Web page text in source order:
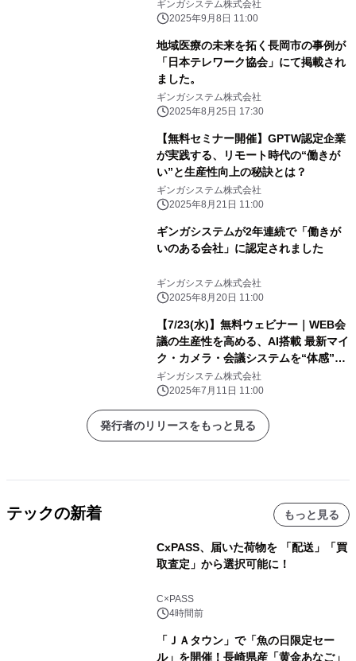
ギンガシステム株式会社
2025年9月8日 11:00
地域医療の未来を拓く長岡市の事例が
「日本テレワーク協会」にて掲載され
ました。
ギンガシステム株式会社
2025年8月25日 17:30
【無料セミナー開催】GPTW認定企業
が実践する、リモート時代の“働きが
い”と生産性向上の秘訣とは？
ギンガシステム株式会社
2025年8月21日 11:00
ギンガシステムが2年連続で「働きが
いのある会社」に認定されました
ギンガシステム株式会社
2025年8月20日 11:00
【7/23(水)】無料ウェビナー｜WEB会
議の生産性を高める、AI搭載 最新マイ
ク・カメラ・会議システムを“体感”で
選ぶ30分【ギンガシステム】
ギンガシステム株式会社
2025年7月11日 11:00
発行者のリリースをもっと見る
テックの新着 もっと見る
CxPASS、届いた荷物を 「配送」「買
取査定」から選択可能に！
C×PASS
4時間前
「ＪＡタウン」で「魚の日限定セー
ル」を開催！長崎県産「黄金あなご」